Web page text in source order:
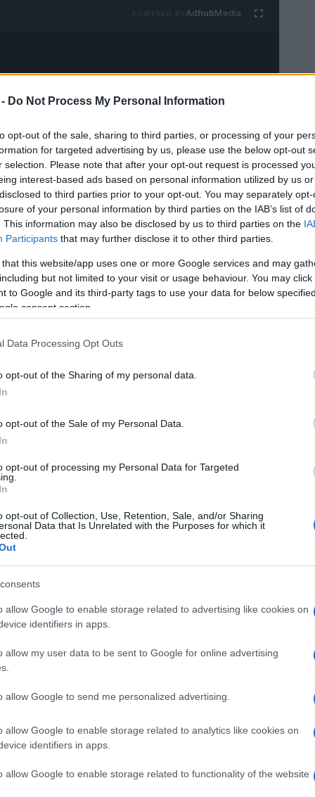
Do Not Process My Personal Information
opt-out of the sale, sharing to third parties, or processing of your
for targeted advertising by us, please use the below opt-out
selection. Please note that after your opt-out request is processed
interest-based ads based on personal information utilized by us
to third parties prior to your opt-out. You may separately
of your personal information by third parties on the IAB’s list of
This information may also be disclosed by us to third parties on the
Participants that may further disclose it to other third parties.
that this website/app uses one or more Google services and may
but not limited to your visit or usage behaviour. You may
to Google and its third-party tags to use your data for below
consent section.
Data Processing Opt Outs
opt-out of the Sharing of my personal data.
opt-out of the Sale of my Personal Data.
opt-out of processing my Personal Data for Targeted
opt-out of Collection, Use, Retention, Sale, and/or Sharing
Data that Is Unrelated with the Purposes for which it
allow Google to enable storage related to advertising like cookies on
identifiers in apps.
allow my user data to be sent to Google for online advertising
allow Google to send me personalized advertising.
allow Google to enable storage related to analytics like cookies on
identifiers in apps.
allow Google to enable storage related to functionality of the website
AdhubMedia
chocolate, queso y neutralidad política, los
de cuento para visitar. El país tiene
hecho de que tiene tres idiomas
de Suiza, los turistas encontrarán que se
no existe un idioma suizo, quienes se
a menudo hablan un dialecto del
algunas de las principalesatracciones
planean un viaje a Suiza.
Lucerna, está lleno de leyendas. El nombre
que el famoso gobernador bíblico
montaña se formó como una roca dragón
(7.000 pies)ofrece vistas de los Alpes
Lucerna a continuación. El invierno